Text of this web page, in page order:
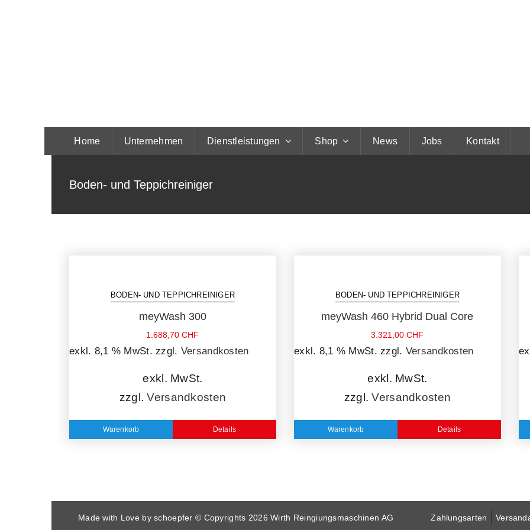
Home Unternehmen Dienstleistungen Shop News Jobs Kontakt
Boden- und Teppichreiniger
BODEN- UND TEPPICHREINIGER
meyWash 300
1.688,70CHF
exkl. 8,1 % MwSt. zzgl. Versandkosten
exkl. MwSt.
zzgl.Versandkosten
Warenkorb Details
BODEN- UND TEPPICHREINIGER
meyWash 460 Hybrid Dual Core
3.321,00CHF
exkl. 8,1 % MwSt. zzgl. Versandkosten
exkl. MwSt.
zzgl.Versandkosten
Warenkorb Details
Made with Love byschoepfer © Copyrights 2026 Wirth Reingiungsmaschinen AG Zahlungsarten